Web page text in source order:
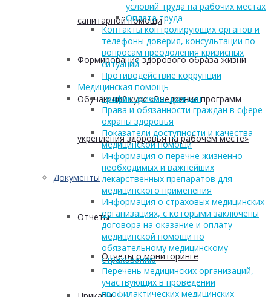
санитарной помощи
Формирование здорового образа жизни
Обучающий курс «Внедрение программ
укрепления здоровья на рабочем месте»
Документы
Отчеты
Отчеты о мониторинге
условий труда на рабочих местах
Оплата труда
Контакты контролирующих органов и
телефоны доверия, консультации по
вопросам преодоления кризисных
ситуаций
Противодействие коррупции
Медицинская помощь
График приема граждан
Права и обязанности граждан в сфере
охраны здоровья
Показатели доступности и качества
медицинской помощи
Информация о перечне жизненно
необходимых и важнейших
лекарственных препаратов для
медицинского применения
Информация о страховых медицинских
организациях, с которыми заключены
договора на оказание и оплату
медицинской помощи по
обязательному медицинскому
страхованию
Перечень медицинских организаций,
участвующих в проведении
профилактических медицинских